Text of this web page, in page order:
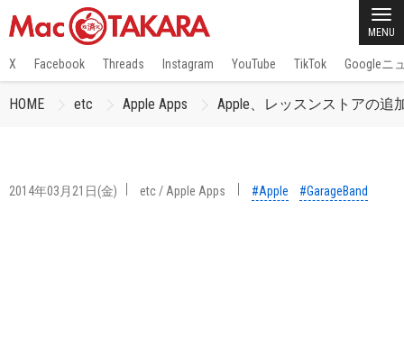
MENU
X Facebook Threads Instagram YouTube TikTok Googleニ
HOME etc Apple Apps Apple、レッスンストアの追
2014年03月21日(金) etc/ Apple Apps #Apple #GarageBand